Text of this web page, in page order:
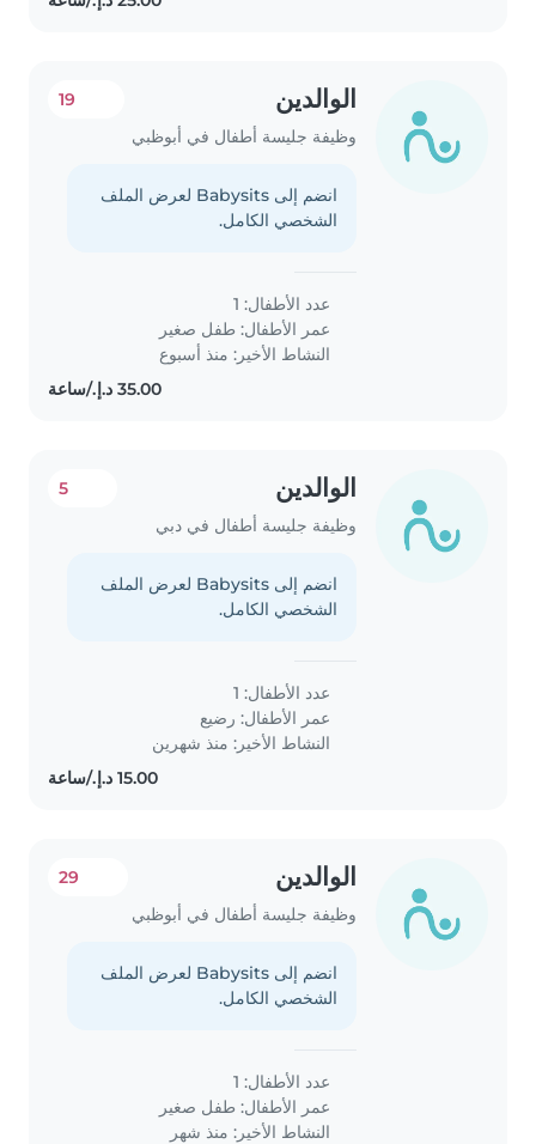
الوالدين
وظيفة جليسة أطفال في أبوظبي
19
انضم إلى Babysits لعرض الملف
الشخصي الكامل.
عدد الأطفال: 1
عمر الأطفال: طفل صغير
النشاط الأخير: منذ أسبوع
الوالدين
وظيفة جليسة أطفال في دبي
5
انضم إلى Babysits لعرض الملف
الشخصي الكامل.
عدد الأطفال: 1
عمر الأطفال: رضيع
النشاط الأخير: منذ شهرين
الوالدين
وظيفة جليسة أطفال في أبوظبي
29
انضم إلى Babysits لعرض الملف
الشخصي الكامل.
عدد الأطفال: 1
عمر الأطفال: طفل صغير
النشاط الأخير: منذ شهر